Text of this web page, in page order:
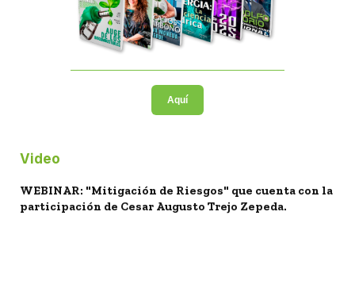
Aquí
Video
WEBINAR: "Mitigación de Riesgos" que cuenta con la
participación de Cesar Augusto Trejo Zepeda.